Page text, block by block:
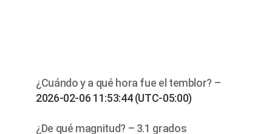
¿Cuándo y a qué hora fue el temblor? –
2026-02-06 11:53:44 (UTC-05:00)
¿De qué magnitud? – 3.1 grados